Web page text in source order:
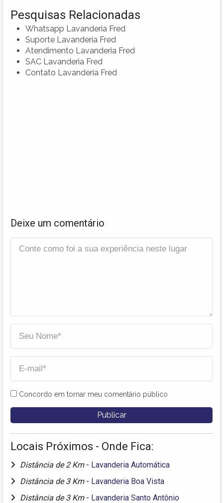
Pesquisas Relacionadas
Whatsapp Lavanderia Fred
Suporte Lavanderia Fred
Atendimento Lavanderia Fred
SAC Lavanderia Fred
Contato Lavanderia Fred
Deixe um comentário
Concordo em tornar meu comentário público
Locais Próximos - Onde Fica:
Distância de 2 Km - Lavanderia Automática
Distância de 3 Km - Lavanderia Boa Vista
Distância de 3 Km - Lavanderia Santo Antônio